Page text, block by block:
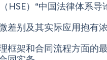
）“中国法律体系导
别及其实际应用抱有浓
架和合同流程方面的